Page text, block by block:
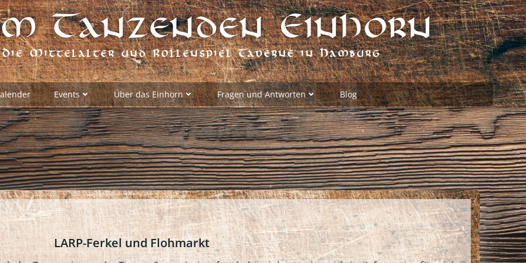
Tanzenden Einhorn
Die Mittelalter und Rollenspiel Taverne in Hamburg
Events Über das Einhorn Fragen und Antworten Blog
LARP-Ferkel und Flohmarkt